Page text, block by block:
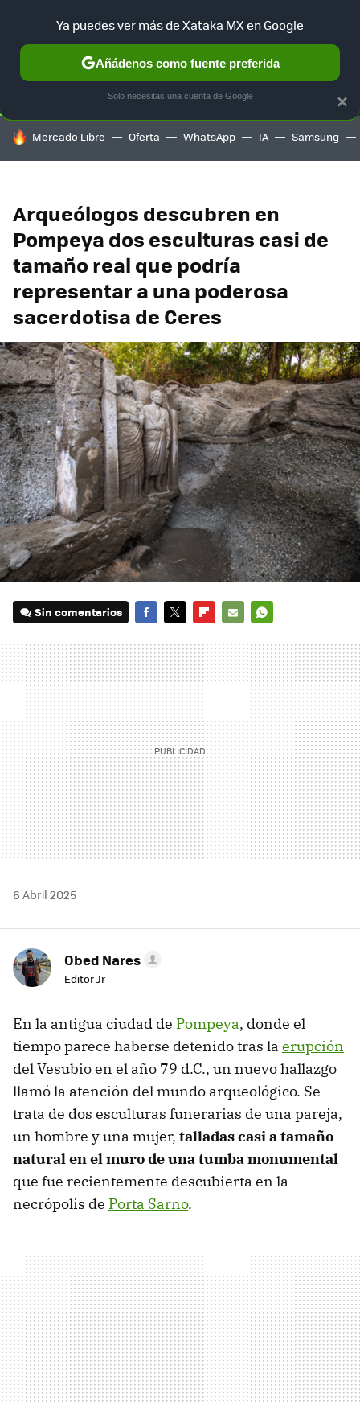
SELECCIÓN GAMING HOME AUTO TERRITORIO
HOY SE HABLA DE
Mercado Libre Oferta WhatsApp IA Samsung
Arqueólogos descubren en
Pompeya dos esculturas casi de
tamaño real que podría
representar a una poderosa
sacerdotisa de Ceres
Sin comentarios
MAIL
6 Abril 2025
Obed Nares
Editor Jr
En la antigua ciudad de Pompeya, donde el
tiempo parece haberse detenido tras la erupción
del Vesubio en el año 79 d.C., un nuevo hallazgo
llamó la atención del mundo arqueológico. Se
trata de dos esculturas funerarias de una pareja,
un hombre y una mujer, talladas casi a tamaño
natural en el muro de una tumba monumental
que fue recientemente descubierta en la
necrópolis de Porta Sarno.
×
Ya puedes ver más de Xataka MX en Google
Añádenos como fuente preferida
Solo necesitas una cuenta de Google